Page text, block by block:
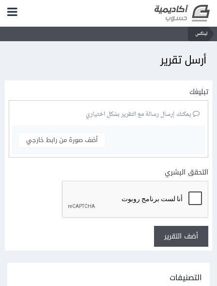
لينكس
أرسل تقرير
تبليغك
يمكنك إرسال رسالة مع التقرير بشكل اختياري
أضف صورة من رابط خارجي
التحقق البشري
أضف التقرير
التصنيفات